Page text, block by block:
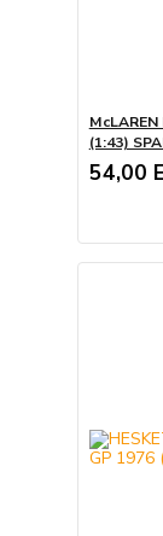
(1:43)
54,00